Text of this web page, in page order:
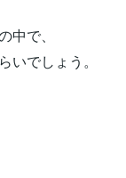
で、
いでしょう。